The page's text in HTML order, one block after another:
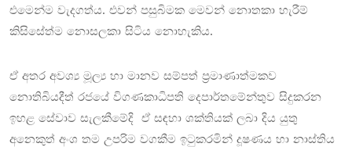
එමෙන්ම වැදගත්ය. එවන් පසුබිමක මෙවන් නොතකා හැරීම්
කිසිසේත්ම නොසලකා සිටිය නොහැකිය.
ඒ අතර අවශ්‍ය මූල්‍ය හා මානව සම්පත් ප්‍රමාණාත්මකව
නොතිබියදීත් රජයේ විගණකාධිපති දෙපාර්තමේන්තුව සිදුකරන
ඉහළ සේවාව සැලකීමේදි ඒ සඳහා ශක්තියක් ලබා දිය යුතු
අනෙකුත් අංශ තම උපරිම වගකීම ඉටුකරමින් දූෂණය හා නාස්තිය